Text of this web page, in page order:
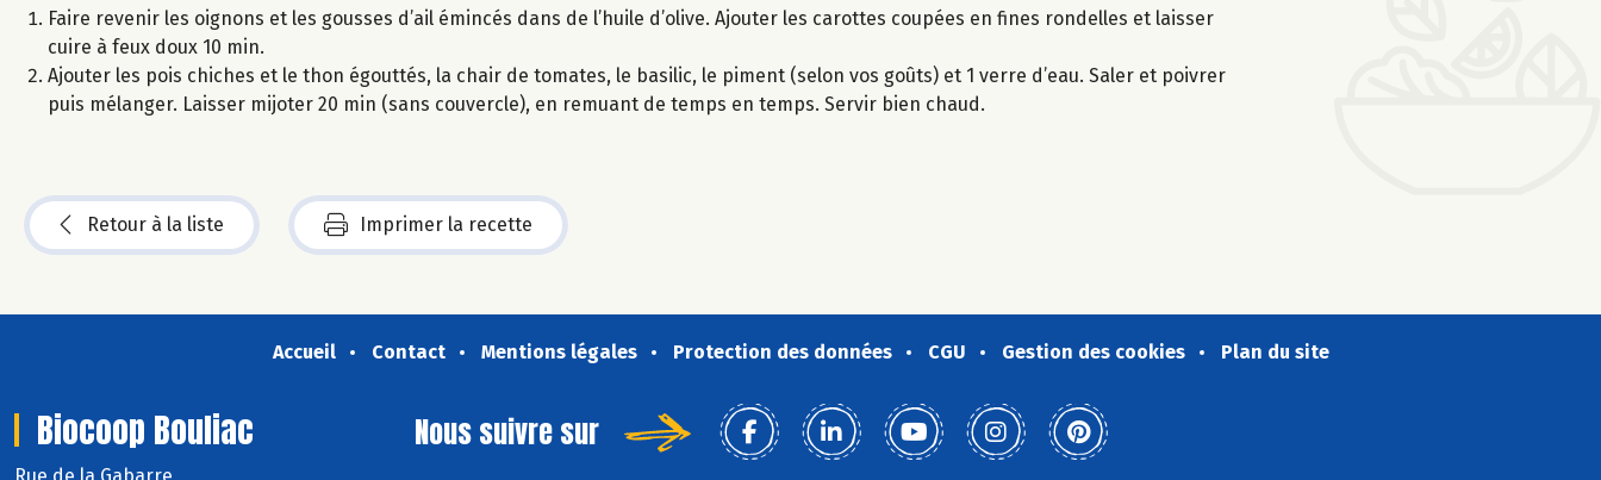
Faire revenir les oignons et les gousses d’ail émincés dans de l’huile d’olive. Ajouter les carottes coupées en fines rondelles et laisser
cuire à feux doux 10 min.
Ajouter les pois chiches et le thon égouttés, la chair de tomates, le basilic, le piment (selon vos goûts) et 1 verre d’eau. Saler et poivrer
puis mélanger. Laisser mijoter 20 min (sans couvercle), en remuant de temps en temps. Servir bien chaud.
Retour à la liste Imprimer la recette
Accueil Contact Mentions légales Protection des données CGU Gestion des cookies Plan du site
Biocoop Bouliac
Rue de la Gabarre
Nous suivre sur